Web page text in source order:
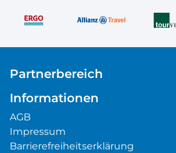
Partnerbereich
Informationen
AGB
Impressum
Barrierefreiheitserklärung